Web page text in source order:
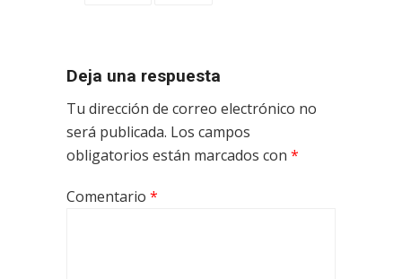
Deja una respuesta
Tu dirección de correo electrónico no
será publicada. Los campos
obligatorios están marcados con *
Comentario *